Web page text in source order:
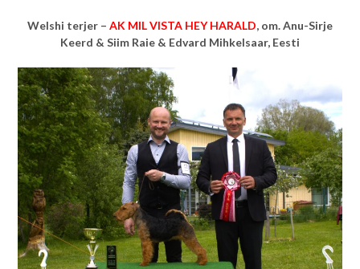
Welshi terjer – AK MIL VISTA HEY HARALD, om. Anu-Sirje
Keerd & Siim Raie & Edvard Mihkelsaar, Eesti